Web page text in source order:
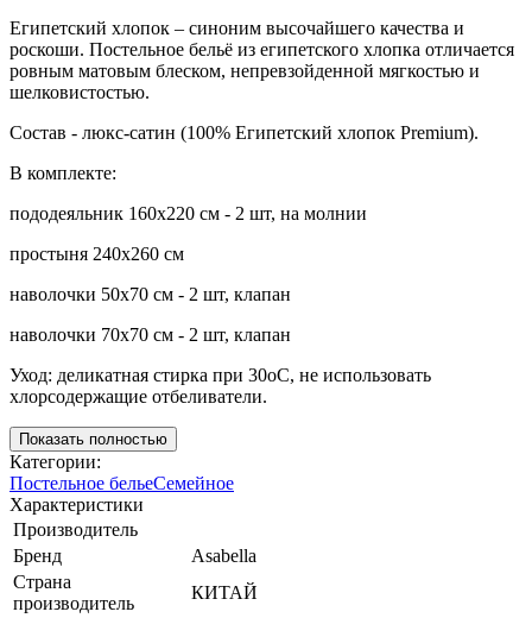
Египетский хлопок – синоним высочайшего качества и
роскоши. Постельное бельё из египетского хлопка отличается
ровным матовым блеском, непревзойденной мягкостью и
шелковистостью.
Состав - люкс-сатин (100% Египетский хлопок Premium).
В комплекте:
пододеяльник 160х220 см - 2 шт, на молнии
простыня 240х260 см
наволочки 50х70 см - 2 шт, клапан
наволочки 70х70 см - 2 шт, клапан
Уход: деликатная стирка при 30оС, не использовать
хлорсодержащие отбеливатели.
Показать полностью
Категории:
Постельное бельеСемейное
Характеристики
Производитель
Бренд
Asabella
Страна
производитель
КИТАЙ